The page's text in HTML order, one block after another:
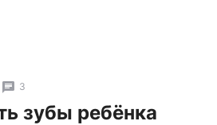
3
зубы ребёнка